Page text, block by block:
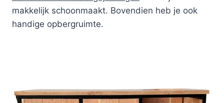
makkelijk schoonmaakt. Bovendien heb je ook
handige opbergruimte.